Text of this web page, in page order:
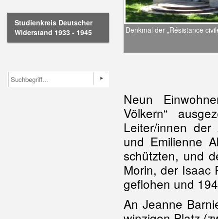
Studienkreis Deutscher
Widerstand 1933 - 1945
Denkmal der „Résistance
Neun
Völkern“
Leiter/innen
und Emilienne
schützten, und
Morin, der Isaac
geflohen und
An Jeanne